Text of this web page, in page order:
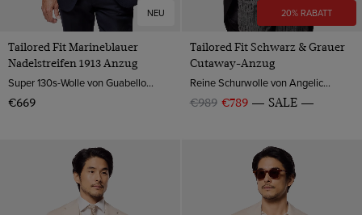
NEU
Tailored Fit Marineblauer
Nadelstreifen 1913 Anzug
Super 130s-Wolle von Guabello, Italien
€669
20% RABATT
Tailored Fit Schwarz & Grauer
Cutaway-Anzug
Reine Schurwolle von Angelico, Italien
€989 €789 SALE